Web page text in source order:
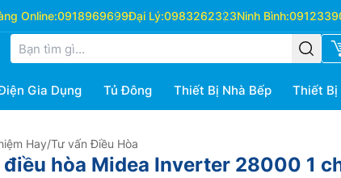
Online:0918969699Đại Lý:0983262323Ninh Bình:
Gia Dụng Tủ Đông Thiết Bị Nhà Bếp Thiết Bị
Hay/Tư vấn Điều Hòa
điều hòa Midea Inverter 28000 1